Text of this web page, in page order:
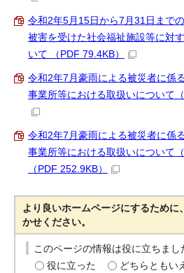
令和2年5月15日から7月31日まで
被害を受けた社会福祉施設等に対
いて （PDF 79.4KB）
令和2年7月豪雨による被災者に係
事業所等における取扱いについて
令和2年7月豪雨による被災者に係
事業所等における取扱いについて
（PDF 252.9KB）
より良いホームページにするために
かせください。
このページの情報は役に立ちまし
役に立った
どちらともい